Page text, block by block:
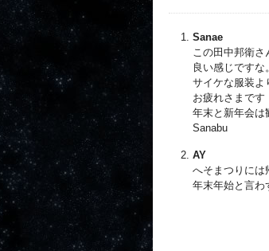
Sanae
この田中邦衛さ
良い感じですな。
サイケな服装よ
お疲れさまです
年末と新年会は
Sanabu
AY
へそまつりには
年末年始と言わ